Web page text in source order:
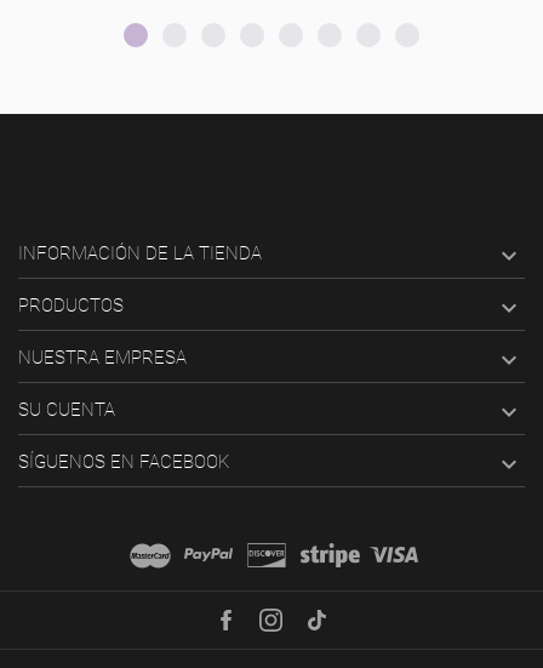
INFORMACIÓN DE LA TIENDA 
PRODUCTOS 
NUESTRA EMPRESA 
SU CUENTA 
SÍGUENOS EN FACEBOOK 
Facebook
Instagram
TikTok